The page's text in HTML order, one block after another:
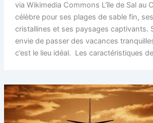
via Wikimedia Commons L’île de Sal au
célèbre pour ses plages de sable fin,
cristallines et ses paysages captivants.
envie de passer des vacances
c’est le lieu idéal. Les caractéristiques